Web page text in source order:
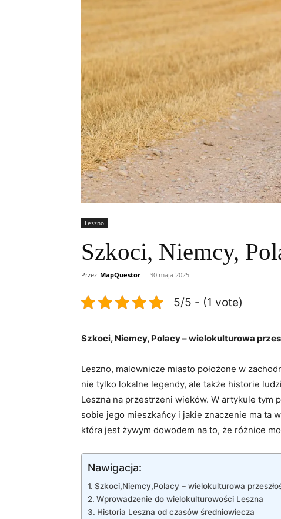
Leszno
Szkoci, Niemcy,
Przez MapQuestor - 30 maja 2025
5/5 - (1 vote)
Szkoci, Niemcy, Polacy – wielokulturowa
Leszno, malownicze miasto położone w
nie tylko lokalne legendy, ale także historie
Leszna na przestrzeni wieków. W artykule tym
sobie jego mieszkańcy i jakie znaczenie ma ta
która jest żywym dowodem na to, że różnice
Nawigacja:
Szkoci,Niemcy,Polacy – wielokulturowa
Wprowadzenie do wielokulturowości Leszna
Historia Leszna od czasów średniowiecza